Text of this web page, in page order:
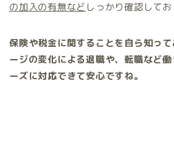
の加入の有無など しっかり確認してお
保険や税金に関することを自ら知っ
ージの変化による退職や、転職など
ーズに対応できて安心ですね。